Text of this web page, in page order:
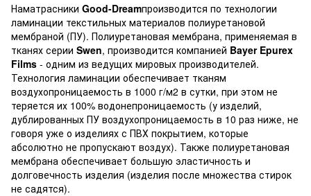
Наматрасники Good-Dreamпроизводится по технологии
ламинации текстильных материалов полиуретановой
мембраной (ПУ). Полиуретановая мембрана, применяемая в
тканях серии Swen, производится компанией Bayer Epurex
Films - одним из ведущих мировых производителей.
Технология ламинации обеспечивает тканям
воздухопроницаемость в 1000 г/м2 в сутки, при этом не
теряется их 100% водонепроницаемость (у изделий,
дублированных ПУ воздухопроницаемость в 10 раз ниже, не
говоря уже о изделиях с ПВХ покрытием, которые
абсолютно не пропускают воздух). Также полиуретановая
мембрана обеспечивает большую эластичность и
долговечность изделия (изделия после множества стирок
не садятся).